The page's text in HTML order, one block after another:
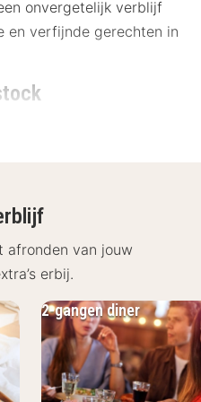
onvergetelijk verblijf
en verfijnde gerechten in
slechts enkele
5 kilometer
Rostock
je stijlvolle kamers met
een goede nachtrust
afronden van jouw
erbij.
2-gangen diner